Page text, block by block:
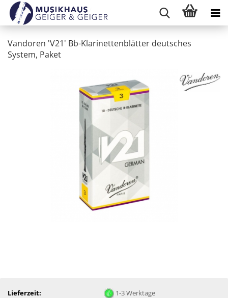
Vandoren 'V21' Bb-Klarinettenblätter deutsches
System, Paket
Lieferzeit: 1-3 Werktage